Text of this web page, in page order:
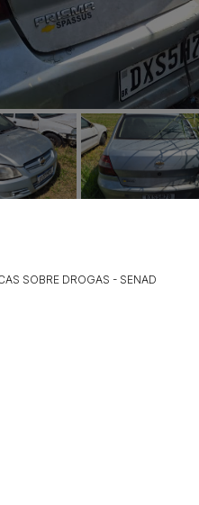
SOBRE DROGAS - SENAD